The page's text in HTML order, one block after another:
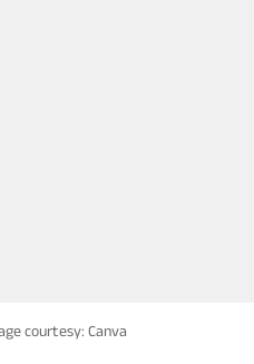
courtesy: Canva